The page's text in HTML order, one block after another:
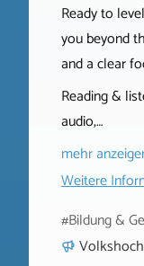
Ready to
you beyond
and a clear
Reading &
audio,…
mehr
Weitere
#Bildung &